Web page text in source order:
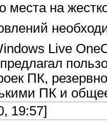
места на
Live
ПК,
ПК и
19:57]